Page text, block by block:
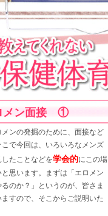
メン面接 ①
ンの発掘のために、面接など
で今回は、いろいろなメンズ
たことなどを学会的にこの場
思います。まずは「エロメン
のか？」というのが、皆さま
すので、そこからご説明いた